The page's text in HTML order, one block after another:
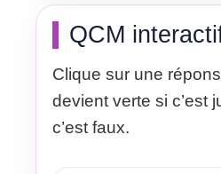
QCM
Clique sur une
devient verte si c’est
c’est faux.